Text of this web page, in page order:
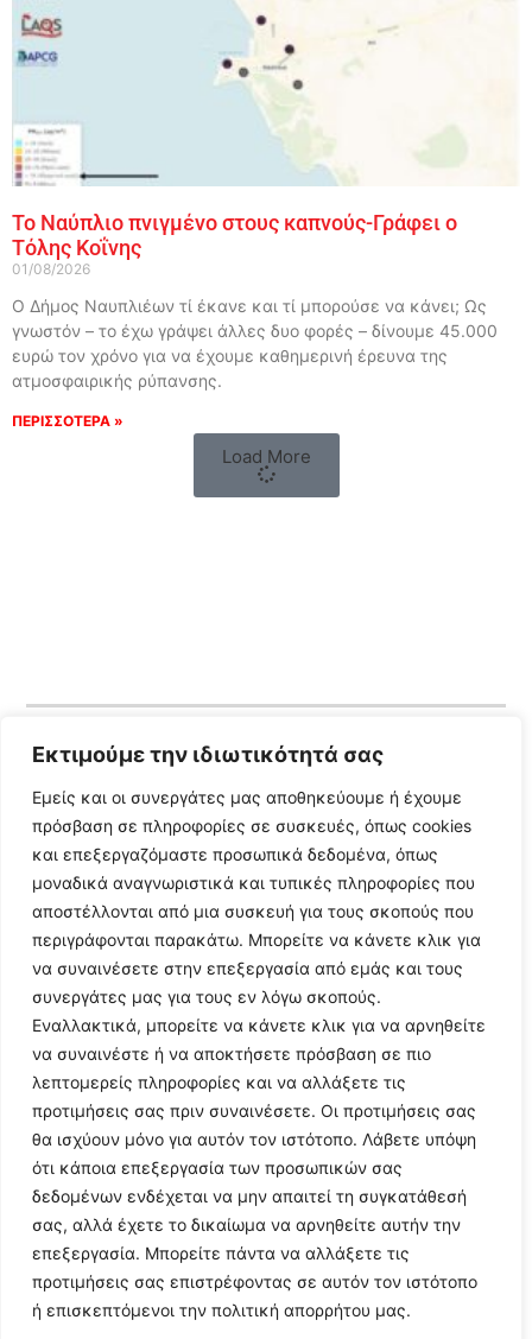
Εκτιμούμε την ιδιωτικότητά σας
Εμείς και οι συνεργάτες μας αποθηκεύουμε ή έχουμε
πρόσβαση σε πληροφορίες σε συσκευές, όπως cookies
και επεξεργαζόμαστε προσωπικά δεδομένα, όπως
μοναδικά αναγνωριστικά και τυπικές πληροφορίες που
αποστέλλονται από μια συσκευή για τους σκοπούς που
περιγράφονται παρακάτω. Μπορείτε να κάνετε κλικ για
να συναινέσετε στην επεξεργασία από εμάς και τους
συνεργάτες μας για τους εν λόγω σκοπούς.
Εναλλακτικά, μπορείτε να κάνετε κλικ για να αρνηθείτε
να συναινέστε ή να αποκτήσετε πρόσβαση σε πιο
λεπτομερείς πληροφορίες και να αλλάξετε τις
προτιμήσεις σας πριν συναινέσετε. Οι προτιμήσεις σας
θα ισχύουν μόνο για αυτόν τον ιστότοπο. Λάβετε υπόψη
ότι κάποια επεξεργασία των προσωπικών σας
δεδομένων ενδέχεται να μην απαιτεί τη συγκατάθεσή
σας, αλλά έχετε το δικαίωμα να αρνηθείτε αυτήν την
επεξεργασία. Μπορείτε πάντα να αλλάξετε τις
προτιμήσεις σας επιστρέφοντας σε αυτόν τον ιστότοπο
ή επισκεπτόμενοι την πολιτική απορρήτου μας.
Το Ναύπλιο πνιγμένο στους καπνούς-Γράφει ο
Τόλης Κοΐνης
01/08/2026
Ο Δήμος Ναυπλιέων τί έκανε και τί μπορούσε να κάνει; Ως
γνωστόν – το έχω γράψει άλλες δυο φορές – δίνουμε 45.000
ευρώ τον χρόνο για να έχουμε καθημερινή έρευνα της
ατμοσφαιρικής ρύπανσης.
ΠΕΡΙΣΣΟΤΕΡΑ »
Load More
Follow Us
© 2024 All Rights Reserved
Η ιστοσελίδαargolikianaptiksi.grείναι πιστοποιημένη στο
ηλεκτρονικό Μητρώο Ηλεκτρονικού Τύπου της ΓΓ Επικοινωνίας
και Ενημέρωσης (Αριθμός ΜΗΤ242062)